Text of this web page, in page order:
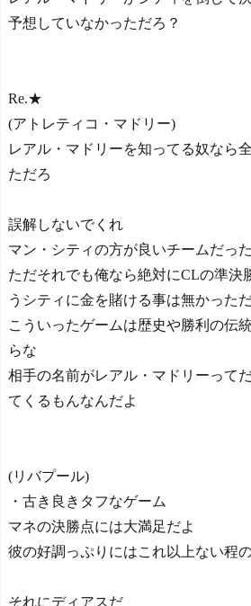
予想していなかっただろ？
Re.★
(アトレティコ・マドリー)
レアル・マドリーを知ってる奴なら
ただろ
誤解しないでくれ
マン・シティの方が良いチームだっ
ただそれでも俺なら絶対にCLの準決
うシティに金を賭ける事は無かった
こういったゲームは歴史や勝利の伝
らな
相手の名前がレアル・マドリーって
てくるもんなんだよ
(リバプール)
・古き良きタフなゲーム
マネの決勝点には大満足だよ
彼の好調っぷりにはこれ以上ない程
それにディアスだ